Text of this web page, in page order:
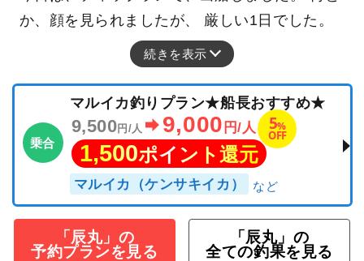
か、顔を見られましたが、 厳しい1日でした。
続きを表示
乗合
マルイカ釣りプラン★船長おすすめ★
9,500 円/人 9,000 円/人 5%
OFF
1,500ポイント還元
マルイカ（ケンサキイカ）
「辰丸」の
予約プランを見る
「辰丸」の
全ての釣果を見る